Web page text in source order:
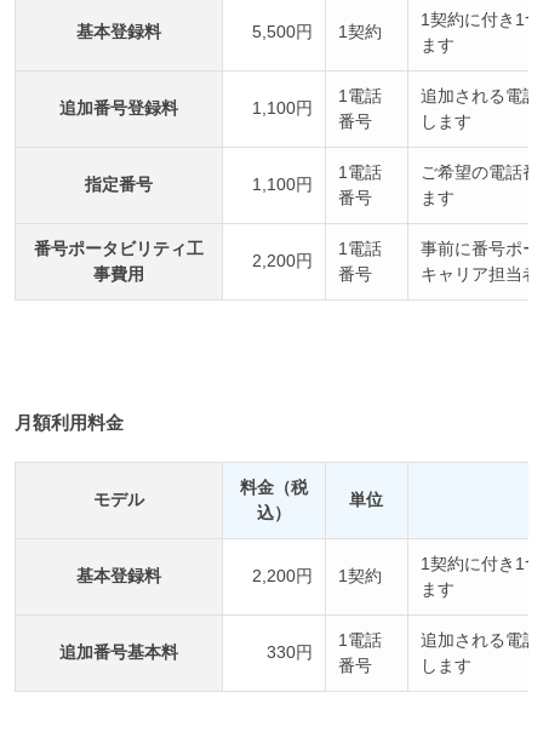
基本登録料 5,500円 1契約
1契約に付き1
ます
追加番号登録料 1,100円
1電話
番号
追加される電
します
指定番号 1,100円
1電話
番号
ご希望の電話
ます
番号ポータビリティ工
事費用
2,200円
1電話
番号
事前に番号ポ
キャリア担当
月額利用料金
モデル
料金（税
込）
単位
基本登録料 2,200円 1契約
1契約に付き1
ます
追加番号基本料 330円
1電話
番号
追加される電
します